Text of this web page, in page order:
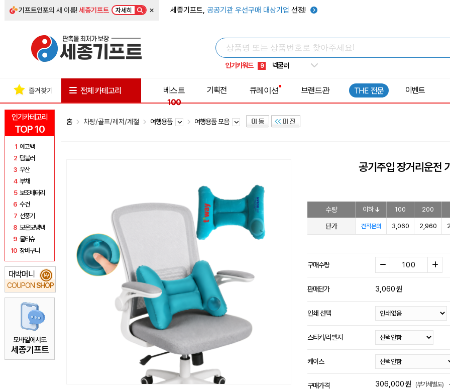
기프트인포의 새 이름!세종기프트 자세히 × 세종기프트, 공공기관 우선구매 대상기업 선정!
인기키워드
6 우산
9 넥쿨러
10 타포린가방
인기카테고리
TOP 10
1 에코백
2 텀블러
3 우산
4 부채
5 보조배터리
6 수건
7 선풍기
8 보온보냉백
9 물티슈
10 장바구니
대박머니
COUPON SHOP
₩
모바일에서도
세종기프트
즐겨찾기 전체 카테고리
베스트
100
기획전 큐레이션 브랜드관 THE 전문 이벤트
홈 차량/골프/레저/계절 여행용품 여행용품 모음
공기주입 장거리운전
수량 이하 100 200
단가 견적문의 3,060 2,960
구매수량
판매단가 3,060원
인쇄 선택
스티커/라벨지
케이스
구매가격 306,000원 (부가세별도)